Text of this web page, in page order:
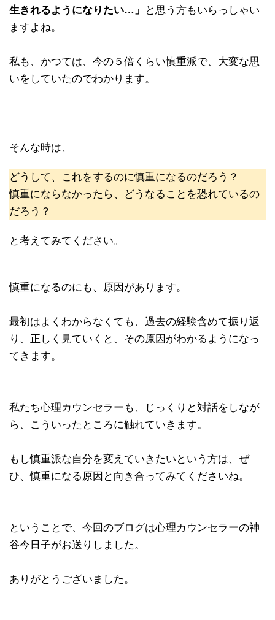
生きれるようになりたい…」
と思う方もいらっしゃい
ますよね。
私も、かつては、今の５倍くらい慎重派で、大変な思
いをしていたのでわかります。
そんな時は、
どうして、これをするのに慎重になるのだろう？
慎重にならなかったら、どうなることを恐れているの
だろう？
と考えてみてください。
慎重になるのにも、原因があります。
最初はよくわからなくても、過去の経験含めて振り返
り、正しく見ていくと、その原因がわかるようになっ
てきます。
私たち心理カウンセラーも、じっくりと対話をしなが
ら、こういったところに触れていきます。
もし慎重派な自分を変えていきたいという方は、ぜ
ひ、慎重になる原因と向き合ってみてくださいね。
ということで、今回のブログは心理カウンセラーの神
谷今日子がお送りしました。
ありがとうございました。